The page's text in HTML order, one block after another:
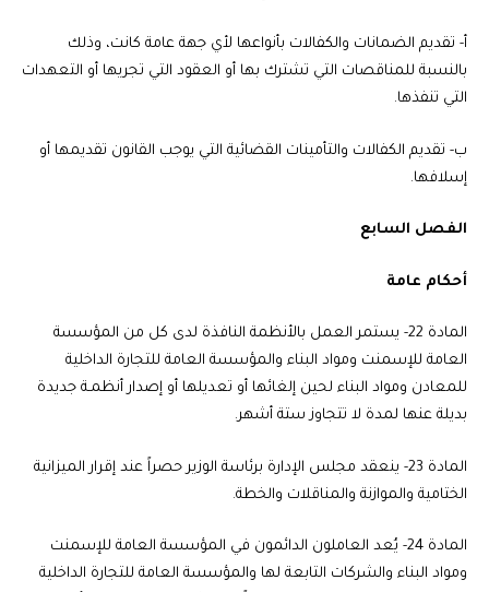
أ‌- تقديم الضمانات والكفالات بأنواعها لأي جهة عامة كانت، وذلك
بالنسبة للمناقصات التي تشترك بها أو العقود التي تجريها أو التعهدات
التي تنفذها.
ب‌- تقديم الكفالات والتأمينات القضائية التي يوجب القانون تقديمها أو
إسلافها.
الفصل السابع
أحكام عامة
المادة 22-
يستمر العمل بالأنظمة النافذة لدى كل من المؤسسة
العامة للإسمنت ومواد البناء والمؤسسة العامة للتجارة الداخلية
للمعادن ومواد البناء لحين إلغائها أو تعديلها أو إصدار أنظمـة جديدة
بديلة عنها لمدة لا تتجاوز ستة أشهر.
المادة 23-
ينعقد مجلس الإدارة برئاسة الوزير حصراً عند إقرار الميزانية
الختامية والموازنة والمناقلات والخطة.
المادة 24-
يُعد العاملون الدائمون في المؤسسة العامة للإسمنت
ومواد البناء والشركات التابعة لها والمؤسسة العامة للتجارة الداخلية